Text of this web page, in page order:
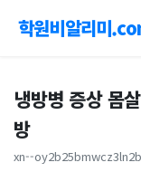
학원비알리미
냉방병 증상 몸
방
xn--